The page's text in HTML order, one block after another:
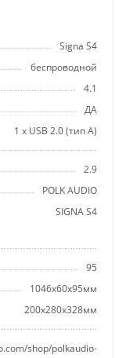
Signa S4
беспроводной
4.1
ДА
1 х USB 2.0 (тип A)
2.9
POLK AUDIO
SIGNA S4
95
1046x60x95мм
200x280x328мм
shop/polkaudio-